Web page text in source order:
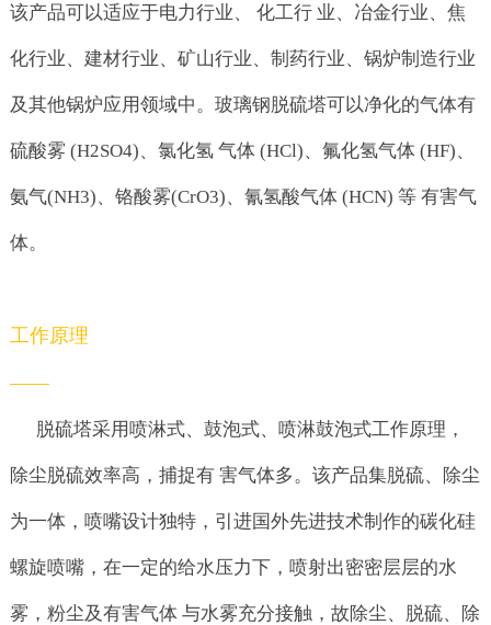
该产品可以适应于电力行业、 化工行 业、冶金行业、焦
化行业、建材行业、矿山行业、制药行业、锅炉制造行业
及其他锅炉应用领域中。玻璃钢脱硫塔可以净化的气体有
硫酸雾 (H2SO4)、氯化氢 气体 (HCl)、氟化氢气体 (HF)、
氨气(NH3)、铬酸雾(CrO3)、氰氢酸气体 (HCN) 等 有害气
体。
工作原理
——
脱硫塔采用喷淋式、鼓泡式、喷淋鼓泡式工作原理，
除尘脱硫效率高，捕捉有 害气体多。该产品集脱硫、除尘
为一体，喷嘴设计独特，引进国外先进技术制作的碳化硅
螺旋喷嘴，在一定的给水压力下，喷射出密密层层的水
雾，粉尘及有害气体 与水雾充分接触，故除尘、脱硫、除